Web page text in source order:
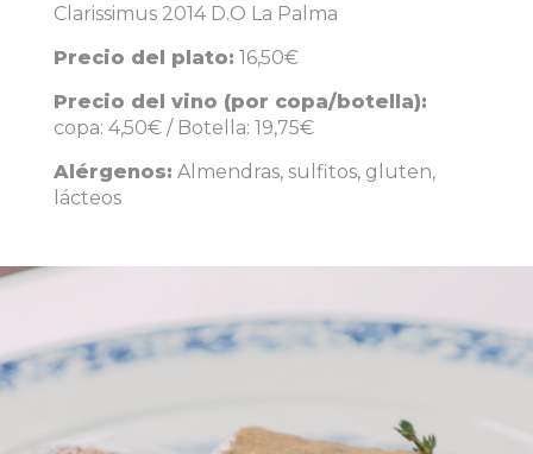
Clarissimus 2014 D.O La Palma
Precio del plato: 16,50€
Precio del vino (por copa/botella):
copa: 4,50€ / Botella: 19,75€
Alérgenos: Almendras, sulfitos, gluten,
lácteos